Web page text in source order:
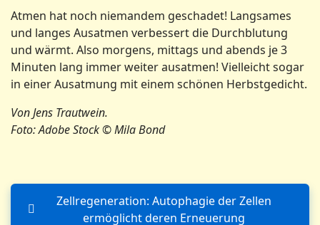
Atmen hat noch niemandem geschadet! Langsames
und langes Ausatmen verbessert die Durchblutung
und wärmt. Also morgens, mittags und abends je 3
Minuten lang immer weiter ausatmen! Vielleicht sogar
in einer Ausatmung mit einem schönen Herbstgedicht.
Von Jens Trautwein.
Foto: Adobe Stock © Mila Bond
Vorheriger Beitrag:
Zellregeneration: Autophagie der Zellen
ermöglicht deren Erneuerung